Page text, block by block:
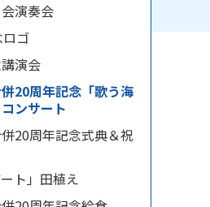
演奏会
ゴ
演会
20周年記念「歌う海
ンサート
20周年記念式典＆祝
ート」田植え